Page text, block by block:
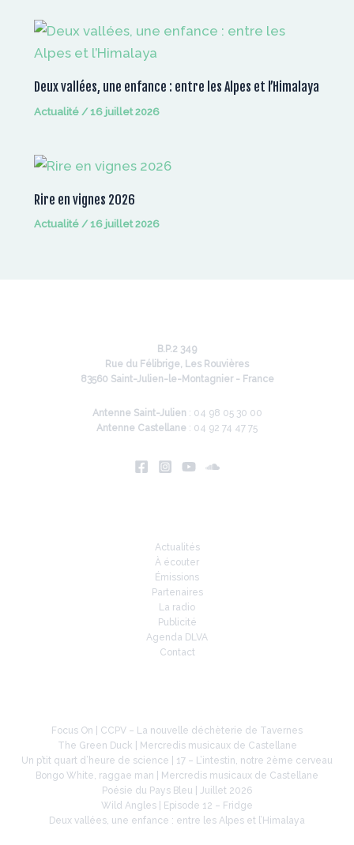
Deux vallées, une enfance : entre les Alpes et l’Himalaya
Actualité/16 juillet 2026
Rire en vignes 2026
Actualité/16 juillet 2026
B.P.2 349
Rue du Félibrige, Les Rouvières
83560 Saint-Julien-le-Montagnier - France
Antenne Saint-Julien : 04 98 05 30 00
Antenne Castellane : 04 92 74 47 75
Actualités
À écouter
Émissions
Partenaires
La radio
Publicité
Agenda DLVA
Contact
Focus On | CCPV – La nouvelle déchèterie de Tavernes
The Green Duck | Mercredis musicaux de Castellane
Un p’tit quart d’heure de science | 17 – L’intestin, notre 2ème cerveau
Bongo White, raggae man | Mercredis musicaux de Castellane
Poésie du Pays Bleu | Juillet 2026
Wild Angles | Episode 12 – Fridge
Deux vallées, une enfance : entre les Alpes et l’Himalaya